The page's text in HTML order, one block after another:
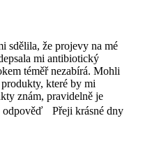
sdělila, že projevy na mé
mi antibiotický
téměř nezabírá. Mohli
které by mi
znám, pravidelně je
odpověď Přeji krásné dny